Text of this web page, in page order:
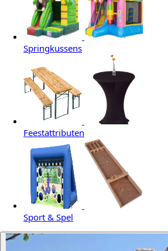
Springkussens
Feestattributen
Sport & Spel